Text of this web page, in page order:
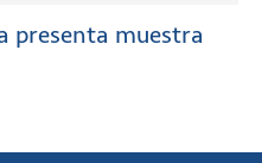
presenta muestra